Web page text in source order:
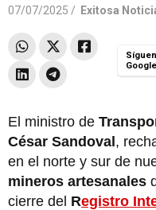
07/07/2025 / Exitosa
El ministro de
César Sandoval,
en el norte y sur de
mineros artesanales
cierre del Registro